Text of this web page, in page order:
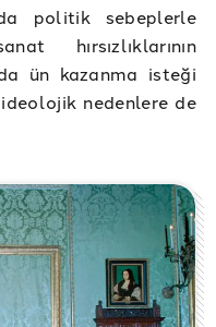
politik sebeplerle
hırsızlıklarının
ün kazanma isteği
nedenlere de